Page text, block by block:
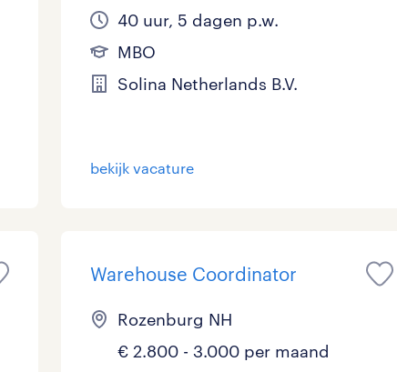
Financieel 5
Industrieel / Productie
Zorg / Verpleging 0
Master 0
WO
40 uur, 5 dagen p.w.
MBO
Solina Netherlands B.V.
bekijk vacature
Warehouse Coordinator
Rozenburg NH
€ 2.800 - 3.000 per maand